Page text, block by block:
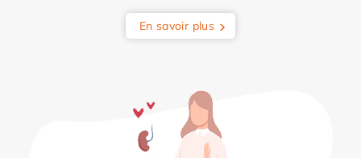
En savoir plus